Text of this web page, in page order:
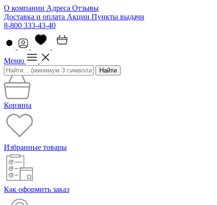
О компании Адреса Отзывы
Доставка и оплата Акции Пункты выдачи
8-800 333-43-40
Меню
Найти
Корзина
Избранные товары
Как оформить заказ